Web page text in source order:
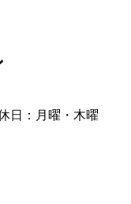
日：月曜・木曜